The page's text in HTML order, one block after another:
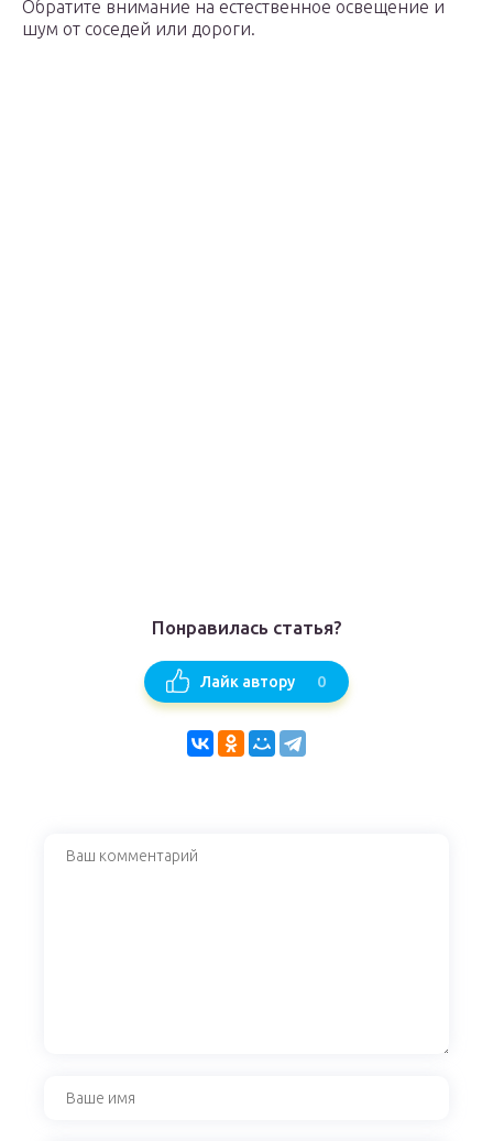
Обратите внимание на естественное освещение и
шум от соседей или дороги.
Понравилась статья?
Лайк автору 0